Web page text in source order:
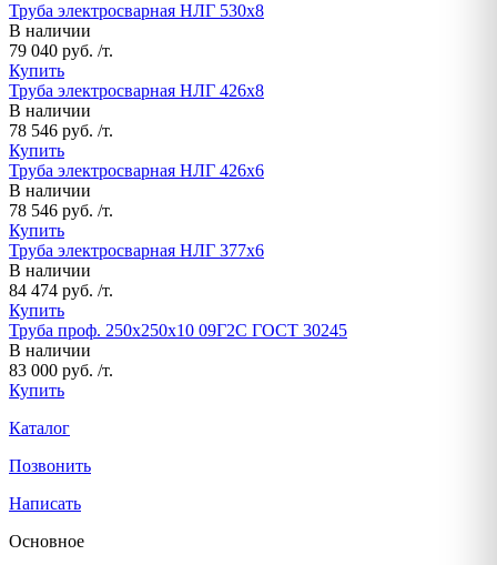
Труба электросварная НЛГ 530х8
В наличии
79 040 руб. /т.
Купить
Труба электросварная НЛГ 426х8
В наличии
78 546 руб. /т.
Купить
Труба электросварная НЛГ 426х6
В наличии
78 546 руб. /т.
Купить
Труба электросварная НЛГ 377х6
В наличии
84 474 руб. /т.
Купить
Труба проф. 250х250х10 09Г2С ГОСТ 30245
В наличии
83 000 руб. /т.
Купить
Каталог
Позвонить
Написать
Основное